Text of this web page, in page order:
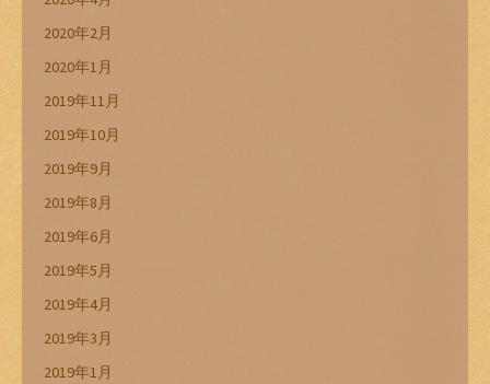
2020年2月
2020年1月
2019年11月
2019年10月
2019年9月
2019年8月
2019年6月
2019年5月
2019年4月
2019年3月
2019年1月